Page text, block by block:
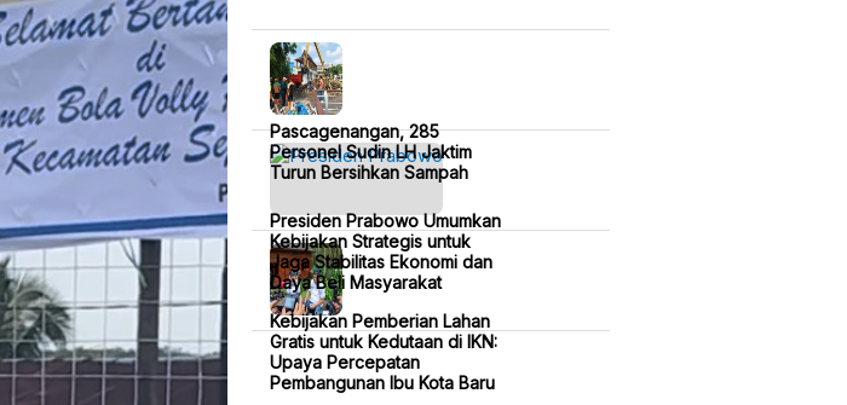
Pascagenangan, 285
Personel Sudin LH Jaktim
Turun Bersihkan Sampah
Presiden Prabowo Umumkan
Kebijakan Strategis untuk
Jaga Stabilitas Ekonomi dan
Daya Beli Masyarakat
Kebijakan Pemberian Lahan
Gratis untuk Kedutaan di IKN:
Upaya Percepatan
Pembangunan Ibu Kota Baru